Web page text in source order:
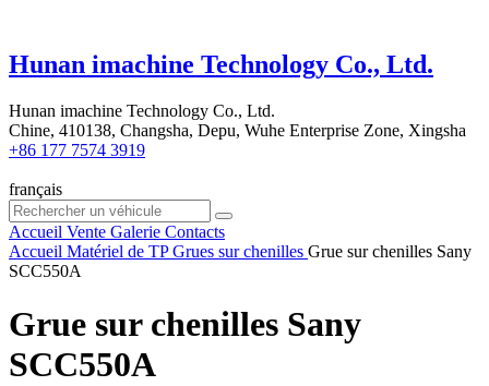
Hunan imachine Technology Co., Ltd.
Hunan imachine Technology Co., Ltd.
Chine, 410138, Changsha, Depu, Wuhe Enterprise Zone, Xingsha
+86 177 7574 3919
français
Accueil Vente Galerie Contacts
Accueil Matériel de TP Grues sur chenilles Grue sur chenilles Sany
SCC550A
Grue sur chenilles Sany
SCC550A